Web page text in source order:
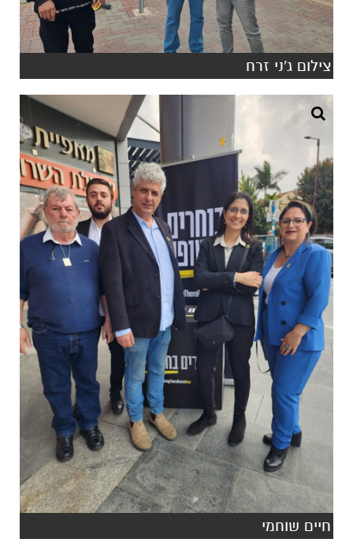
צילום ג'ני זרח
חיים שוחמי